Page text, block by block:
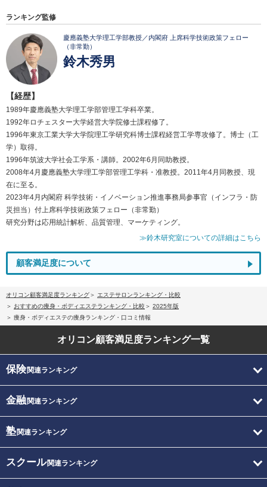
ランキング監修
慶應義塾大学理工学部教授／内閣府 上席科学技術政策フェロー
（非常勤）
鈴木秀男
【経歴】
1989年慶應義塾大学理工学部管理工学科卒業。
1992年ロチェスター大学経営大学院修士課程修了。
1996年東京工業大学大学院理工学研究科博士課程経営工学専攻修了。博士（工
学）取得。
1996年筑波大学社会工学系・講師。2002年6月同助教授。
2008年4月慶應義塾大学理工学部管理工学科・准教授。2011年4月同教授、現
在に至る。
2023年4月内閣府 科学技術・イノベーション推進事務局参事官（インフラ・防
災担当）付上席科学技術政策フェロー（非常勤）
研究分野は応用統計解析、品質管理、マーケティング。
≫鈴木研究室についての詳細はこちら
顧客満足度について
オリコン顧客満足度ランキング
エステサロンランキング・比較
おすすめの痩身・ボディエステランキング・比較
2025年版
痩身・ボディエステの痩身ランキング・口コミ情報
オリコン顧客満足度ランキング一覧
保険関連ランキング
金融関連ランキング
塾関連ランキング
スクール関連ランキング